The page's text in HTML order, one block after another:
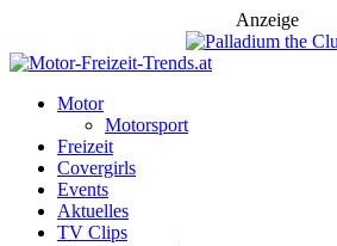
Anzeige
Motor
Motorsport
Freizeit
Covergirls
Events
Aktuelles
TV Clips